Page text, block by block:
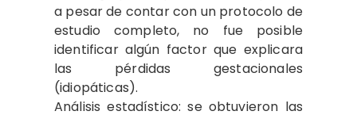
a pesar de contar con un protocolo de
estudio completo, no fue posible
identificar algún factor que explicara
las pérdidas gestacionales
(idiopáticas).
Análisis estadístico: se obtuvieron las